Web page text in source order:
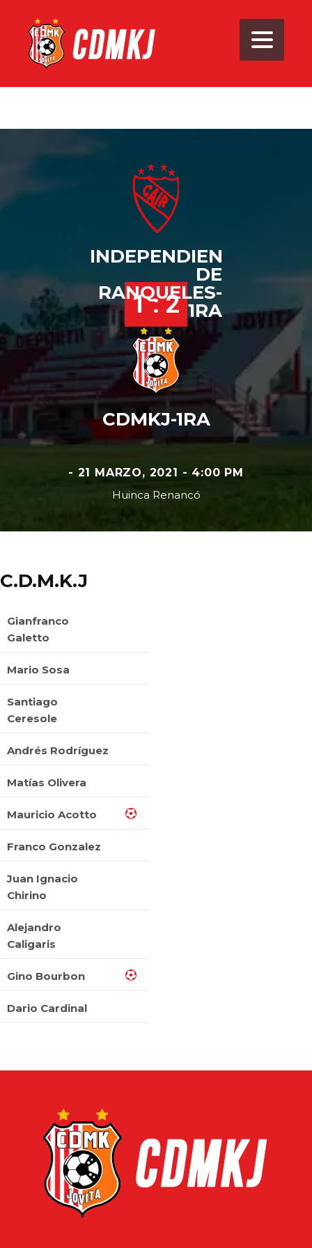
INDEPENDIENTE
DE
RANQUELES-
1RA
1 : 2
CDMKJ-1RA
- 21 MARZO, 2021 - 4:00 PM
Huinca Renancó
C.D.M.K.J
Gianfranco
Galetto
Mario Sosa
Santiago
Ceresole
Andrés Rodríguez
Matías Olivera
Mauricio Acotto
Franco Gonzalez
Juan Ignacio
Chirino
Alejandro
Caligaris
Gino Bourbon
Dario Cardinal